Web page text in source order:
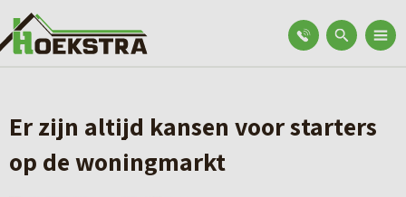
Er zijn altijd kansen voor starters
op de woningmarkt